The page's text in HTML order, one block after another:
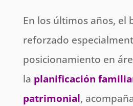
En los últimos años, el
reforzado
posicionamiento en
la planificación
patrimonial,